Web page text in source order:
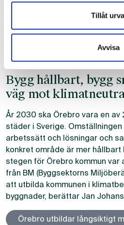
Tillåt
Avvisa
Bygg hållbart, bygg
väg mot
År 2030 ska Örebro vara en av
städer i Sverige. Omställningen
arbetssätt och lösningar och
konkret område är mer hållbart
stegen för Örebro kommun var
från BM (Byggsektorns
att utbilda kommunen i
byggnader, berättar Jan
Örebro utbildar långsiktigt